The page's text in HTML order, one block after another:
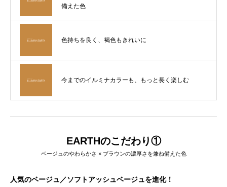
備えた色
色持ちを良く、褐色もきれいに
今までのイルミナカラーも、もっと長く楽しむ
EARTHのこだわり①
ベージュのやわらかさ × ブラウンの濃厚さを兼ね備えた色
人気のベージュ／ソフトアッシュベージュを進化！